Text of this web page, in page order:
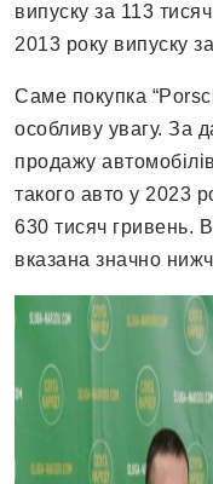
випуску за 113
2013 року випуску
Саме покупка
особливу увагу. За
продажу
такого авто у 2023
630 тисяч гривень.
вказана значно